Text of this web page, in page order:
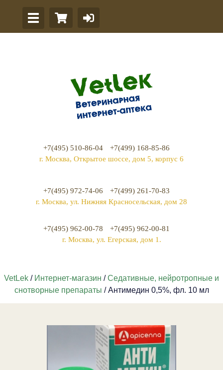
+7(495) 510-86-04
+7(499) 168-85-86
г. Москва, Открытое шоссе, дом 5, корпус 6
+7(495) 972-74-06
+7(499) 261-70-83
г. Москва, ул. Нижняя Красносельская, дом 28
+7(495) 962-00-78
+7(495) 962-00-81
г. Москва, ул. Егерская, дом 1.
VetLek / Интернет-магазин /Седативные, нейротропные и
снотворные препараты / Антимедин 0,5%, фл. 10 мл